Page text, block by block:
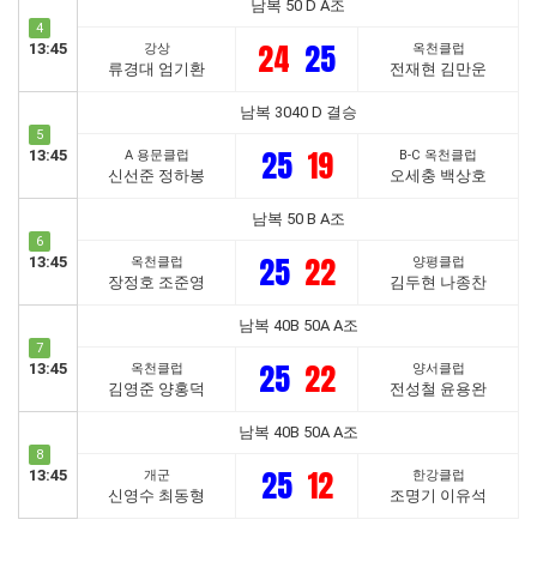
4
13:45
남복 50 D A조
강상
류경대 엄기환 24 25 옥천클럽
전재현 김만운
5
13:45
남복 3040 D 결승
A 용문클럽
신선준 정하봉 25 19 B-C 옥천클럽
오세충 백상호
6
13:45
남복 50 B A조
옥천클럽
장정호 조준영 25 22 양평클럽
김두현 나종찬
7
13:45
남복 40B 50A A조
옥천클럽
김영준 양홍덕 25 22 양서클럽
전성철 윤용완
8
13:45
남복 40B 50A A조
개군
신영수 최동형 25 12 한강클럽
조명기 이유석